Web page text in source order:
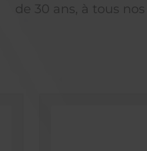
de 30 ans, à tous